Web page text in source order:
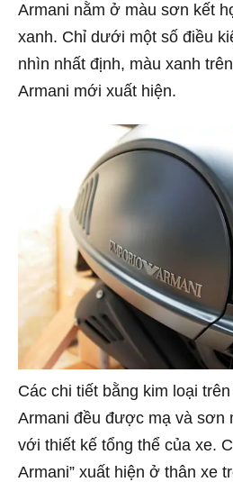
Armani nằm ở màu sơn kết
xanh. Chỉ dưới một số điều
nhìn nhất định, màu xanh
Armani mới xuất hiện.
Các chi tiết bằng kim loại
Armani đều được mạ và sơn
với thiết kế tổng thể của xe.
Armani” xuất hiện ở thân xe